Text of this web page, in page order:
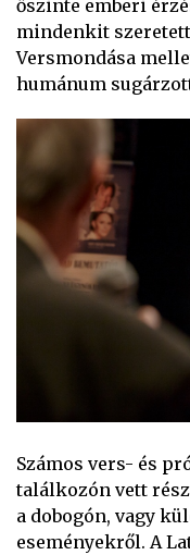
őszinte emberi
mindenkit
Versmondása
humánum
Számos vers- és
találkozón vett
a dobogón, vagy
eseményekről. A